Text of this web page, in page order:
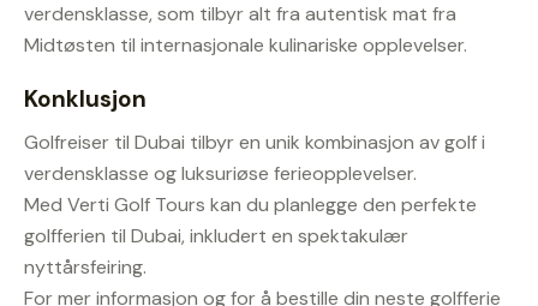
verdensklasse, som tilbyr alt fra autentisk mat fra
Midtøsten til internasjonale kulinariske opplevelser.
Konklusjon
Golfreiser til Dubai tilbyr en unik kombinasjon av golf i
verdensklasse og luksuriøse ferieopplevelser.
Med Verti Golf Tours kan du planlegge den perfekte
golfferien til Dubai, inkludert en spektakulær
nyttårsfeiring.
For mer informasjon og for å bestille din neste golfferie